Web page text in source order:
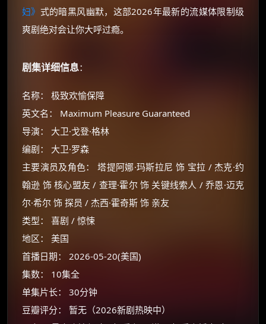
妇》 式的暗黑风幽默，这部2026年最新的流媒体限制级
爽剧绝对会让你大呼过瘾。
剧集详细信息：
名称： 极致欢愉保障
英文名： Maximum Pleasure Guaranteed
导演： 大卫·戈登·格林
编剧： 大卫·罗森
主要演员及角色： 塔提阿娜·玛斯拉尼 饰 宝拉 / 杰克·约
翰逊 饰 核心盟友 / 查理·霍尔 饰 关键线索人 / 乔恩·迈克
尔·希尔 饰 探员 / 杰西·霍奇斯 饰 亲友
类型： 喜剧 / 惊悚
地区： 美国
首播日期： 2026-05-20(美国)
集数： 10集全
单集片长： 30分钟
豆瓣评分： 暂无（2026新剧热映中）